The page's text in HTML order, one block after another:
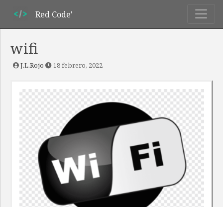
Red Code'
wifi
J.L.Rojo 18 febrero, 2022